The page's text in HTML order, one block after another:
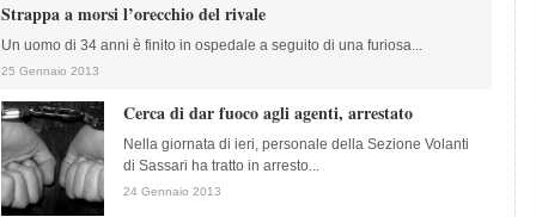
Strappa a morsi l’orecchio del rivale
Un uomo di 34 anni è finito in ospedale a seguito di una furiosa...
25 Gennaio 2013
Cerca di dar fuoco agli agenti, arrestato
Nella giornata di ieri, personale della Sezione Volanti
di Sassari ha tratto in arresto...
24 Gennaio 2013